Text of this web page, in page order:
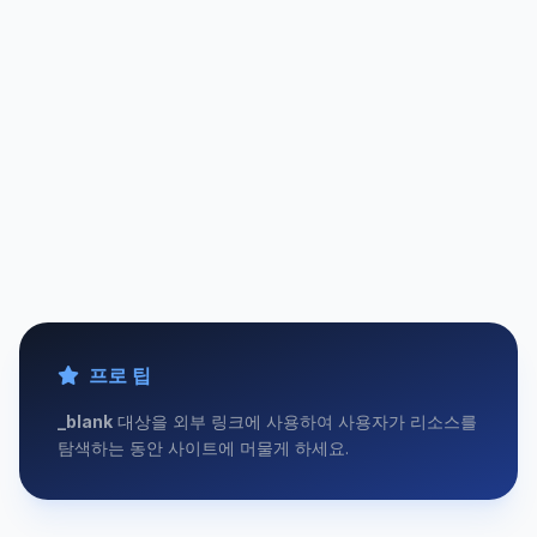
프로 팁
_blank 대상을 외부 링크에 사용하여 사용자가 리소스를
탐색하는 동안 사이트에 머물게 하세요.